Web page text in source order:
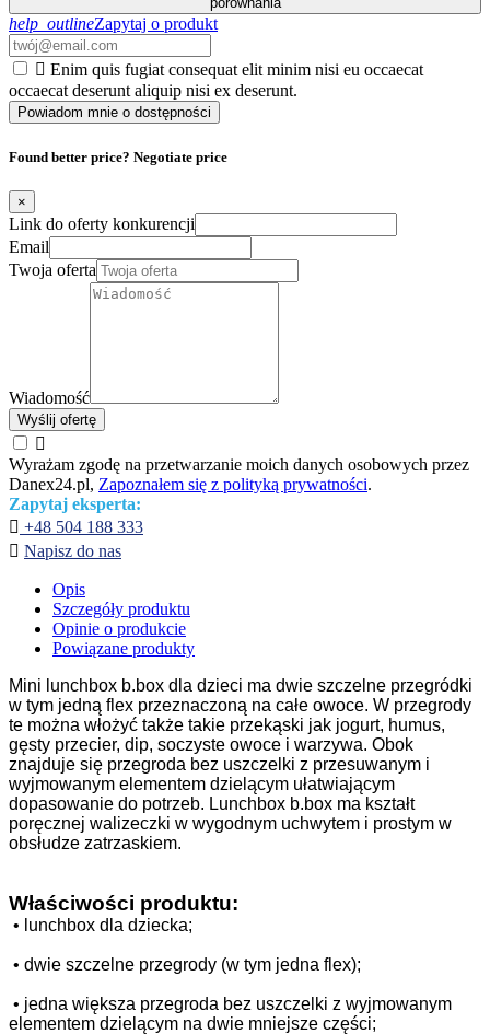
help_outlineZapytaj o produkt
 Enim quis fugiat consequat elit minim nisi eu occaecat
occaecat deserunt aliquip nisi ex deserunt.
Powiadom mnie o dostępności
Found better price? Negotiate price
×
Link do oferty konkurencji
Email
Twoja oferta
Wiadomość
Wyślij ofertę

Wyrażam zgodę na przetwarzanie moich danych osobowych przez
Danex24.pl, Zapoznałem się z polityką prywatności.
Zapytaj eksperta:
 +48 504 188 333
 Napisz do nas
Opis
Szczegóły produktu
Opinie o produkcie
Powiązane produkty
Mini lunchbox b.box dla dzieci ma dwie szczelne przegródki
w tym jedną flex przeznaczoną na całe owoce. W przegrody
te można włożyć także takie przekąski jak jogurt, humus,
gęsty przecier, dip, soczyste owoce i warzywa. Obok
znajduje się przegroda bez uszczelki z przesuwanym i
wyjmowanym elementem dzielącym ułatwiającym
dopasowanie do potrzeb. Lunchbox b.box ma kształt
poręcznej walizeczki w wygodnym uchwytem i prostym w
obsłudze zatrzaskiem.
Właściwości produktu:
• lunchbox dla dziecka;
• dwie szczelne przegrody (w tym jedna flex);
• jedna większa przegroda bez uszczelki z wyjmowanym
elementem dzielącym na dwie mniejsze części;